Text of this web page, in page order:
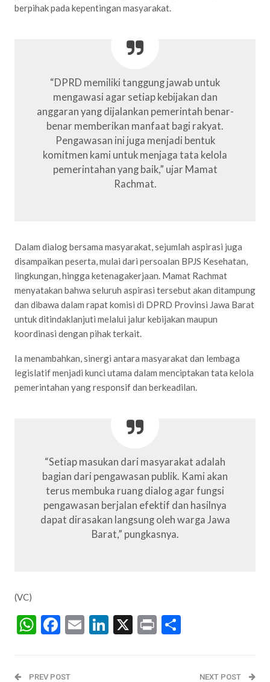
berpihak pada kepentingan masyarakat.
“DPRD memiliki tanggung jawab untuk
mengawasi agar setiap kebijakan dan
anggaran yang dijalankan pemerintah benar-
benar memberikan manfaat bagi rakyat.
Pengawasan ini juga menjadi bentuk
komitmen kami untuk menjaga tata kelola
pemerintahan yang baik,” ujar Mamat
Rachmat.
Dalam dialog bersama masyarakat, sejumlah aspirasi juga
disampaikan peserta, mulai dari persoalan BPJS Kesehatan,
lingkungan, hingga ketenagakerjaan. Mamat Rachmat
menyatakan bahwa seluruh aspirasi tersebut akan ditampung
dan dibawa dalam rapat komisi di DPRD Provinsi Jawa Barat
untuk ditindaklanjuti melalui jalur kebijakan maupun
koordinasi dengan pihak terkait.
Ia menambahkan, sinergi antara masyarakat dan lembaga
legislatif menjadi kunci utama dalam menciptakan tata kelola
pemerintahan yang responsif dan berkeadilan.
“Setiap masukan dari masyarakat adalah
bagian dari pengawasan publik. Kami akan
terus membuka ruang dialog agar fungsi
pengawasan berjalan efektif dan hasilnya
dapat dirasakan langsung oleh warga Jawa
Barat,” pungkasnya.
(VC)
WhatsApp
Facebook
EmailLinkedIn
X Print
PREV POST NEXT POST